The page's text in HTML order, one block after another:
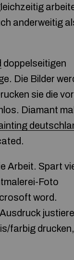
anderweitig
doppelseitigen
Die Bilder
sie die
Diamant
Arbeit. Spart
Foto
word.
farbig drucken,